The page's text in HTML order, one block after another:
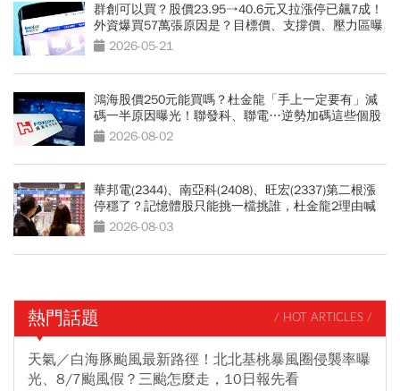
群創可以買？股價23.95→40.6元又拉漲停已飆7成！
外資爆買57萬張原因是？目標價、支撐價、壓力區曝
光 2026-05-21
鴻海股價250元能買嗎？杜金龍「手上一定要有」減
碼一半原因曝光！聯發科、聯電…逆勢加碼這些個股
2026-08-02
華邦電(2344)、南亞科(2408)、旺宏(2337)第二根漲
停穩了？記憶體股只能挑一檔挑誰，杜金龍2理由喊
選它2026-08-03
熱門話題 / HOT ARTICLES /
天氣／白海豚颱風最新路徑！北北基桃暴風圈侵襲率曝
光、8/7颱風假？三颱怎麼走，10日報先看